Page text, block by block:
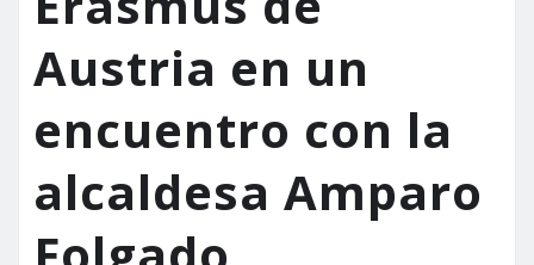
Austria en un
encuentro con la
alcaldesa Amparo